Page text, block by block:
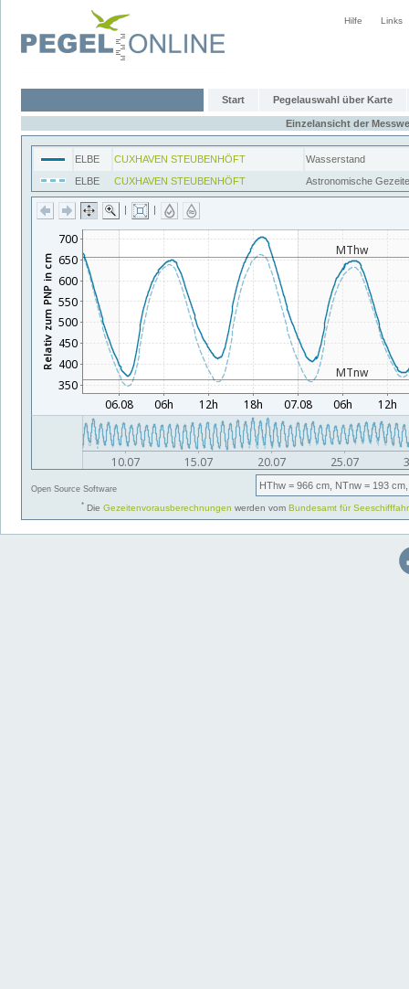
Hilfe Links
Start Pegelauswahl über Karte
Einzelansicht der
ELBE CUXHAVEN STEUBENHÖFT
Wasserstand
ELBE
CUXHAVEN STEUBENHÖFT Astronomische
| |
Open Source Software HThw = 966 cm, NTnw = 193 cm,
* Die Gezeitenvorausberechnungen werden vom Bundesamt für